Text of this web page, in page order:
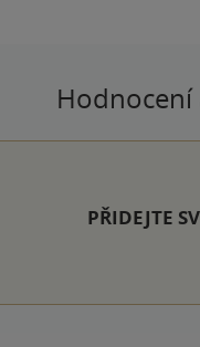
Hodnocení
PŘIDEJTE